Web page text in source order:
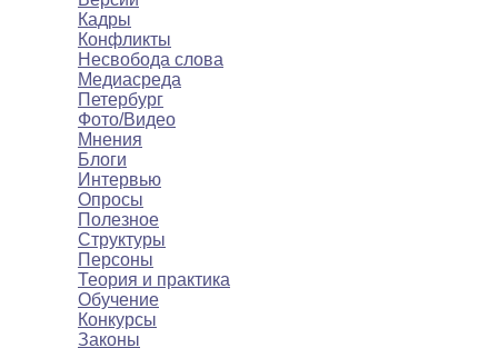
Кадры
Конфликты
Несвобода слова
Медиасреда
Петербург
Фото/Видео
Мнения
Блоги
Интервью
Опросы
Полезное
Структуры
Персоны
Теория и практика
Обучение
Конкурсы
Законы